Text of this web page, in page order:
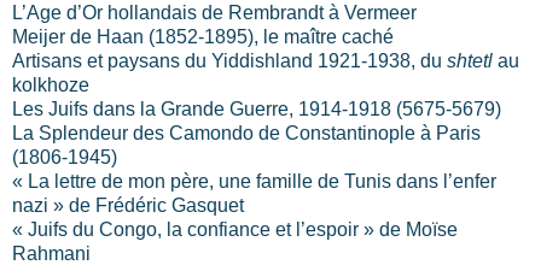
L’Age d’Or hollandais de Rembrandt à Vermeer
Meijer de Haan (1852-1895), le maître caché
Artisans et paysans du Yiddishland 1921-1938, du shtetl au
kolkhoze
Les Juifs dans la Grande Guerre, 1914-1918 (5675-5679)
La Splendeur des Camondo de Constantinople à Paris
(1806-1945)
« La lettre de mon père, une famille de Tunis dans l’enfer
nazi » de Frédéric Gasquet
« Juifs du Congo, la confiance et l’espoir » de Moïse
Rahmani